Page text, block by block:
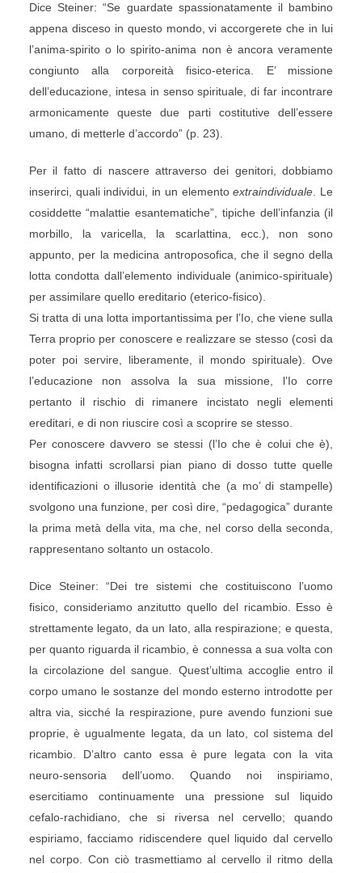
Dice Steiner: “Se guardate spassionatamente il bambino
appena disceso in questo mondo, vi accorgerete che in lui
l’anima-spirito o lo spirito-anima non è ancora veramente
congiunto alla corporeità fisico-eterica. E’ missione
dell’educazione, intesa in senso spirituale, di far incontrare
armonicamente queste due parti costitutive dell’essere
umano, di metterle d’accordo” (p. 23).
Per il fatto di nascere attraverso dei genitori, dobbiamo
inserirci, quali individui, in un elementoextraindividuale . Le
cosiddette “malattie esantematiche”, tipiche dell’infanzia (il
morbillo, la varicella, la scarlattina, ecc.), non sono
appunto, per la medicina antroposofica, che il segno della
lotta condotta dall’elemento individuale (animico-spirituale)
per assimilare quello ereditario (eterico-fisico).
Si tratta di una lotta importantissima per l’Io, che viene sulla
Terra proprio per conoscere e realizzare se stesso (così da
poter poi servire, liberamente, il mondo spirituale). Ove
l’educazione non assolva la sua missione, l’Io corre
pertanto il rischio di rimanere incistato negli elementi
ereditari, e di non riuscire così a scoprire se stesso.
Per conoscere davvero se stessi (l’Io che è colui che è),
bisogna infatti scrollarsi pian piano di dosso tutte quelle
identificazioni o illusorie identità che (a mo’ di stampelle)
svolgono una funzione, per così dire, “pedagogica” durante
la prima metà della vita, ma che, nel corso della seconda,
rappresentano soltanto un ostacolo.
Dice Steiner: “Dei tre sistemi che costituiscono l’uomo
fisico, consideriamo anzitutto quello del ricambio. Esso è
strettamente legato, da un lato, alla respirazione; e questa,
per quanto riguarda il ricambio, è connessa a sua volta con
la circolazione del sangue. Quest’ultima accoglie entro il
corpo umano le sostanze del mondo esterno introdotte per
altra via, sicché la respirazione, pure avendo funzioni sue
proprie, è ugualmente legata, da un lato, col sistema del
ricambio. D’altro canto essa è pure legata con la vita
neuro-sensoria dell’uomo. Quando noi inspiriamo,
esercitiamo continuamente una pressione sul liquido
cefalo-rachidiano, che si riversa nel cervello; quando
espiriamo, facciamo ridiscendere quel liquido dal cervello
nel corpo. Con ciò trasmettiamo al cervello il ritmo della